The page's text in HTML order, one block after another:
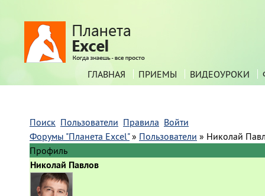
ГЛАВНАЯ ПРИЕМЫ ВИДЕОУРОКИ
Поиск Пользователи Правила Войти
Форумы "Планета Excel" » Пользователи » Николай
Профиль
Николай Павлов